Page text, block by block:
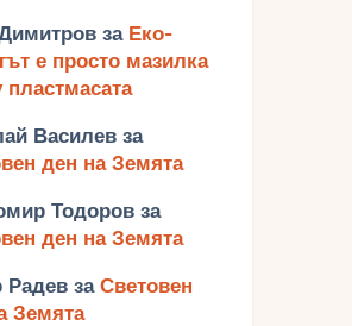
за Еко-
е просто мазилка
пластмасата
Василев за
ден на Земята
Тодоров за
ден на Земята
Радев за Световен
Земята